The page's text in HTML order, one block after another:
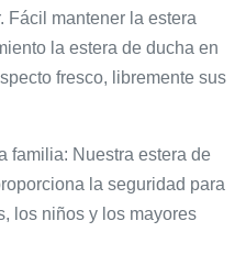
Fácil mantener la estera
la estera de ducha en
fresco, libremente sus
familia: Nuestra estera de
la seguridad para
los niños y los mayores